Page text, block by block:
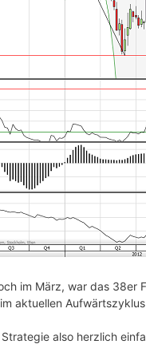
im März, war das 38er
aktuellen
also herzlich